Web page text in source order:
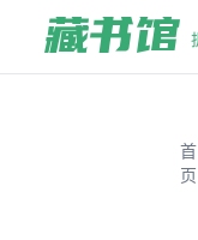
首
页